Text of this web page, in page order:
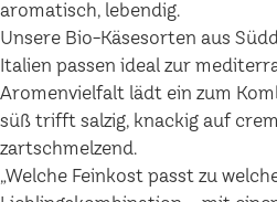
aromatisch, lebendig.
Unsere Bio-Käsesorten aus
Italien passen ideal zur
Aromenvielfalt lädt ein zum
süß trifft salzig, knackig auf
zartschmelzend.
„Welche Feinkost passt zu